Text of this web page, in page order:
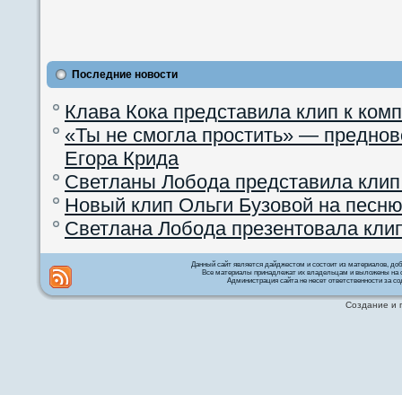
Последние новости
Клава Кока представила клип к
«Ты не смогла простить» —
Егора Крида
Светланы Лобода представила
Новый клип Ольги Бузовой на
Светлана Лобода презентовала
Данный сайт является дайджестом и состоит из материалов,
Все материалы принадлежат их владельцам и выложены на
Администрация сайта не несет ответственности за
Создание и